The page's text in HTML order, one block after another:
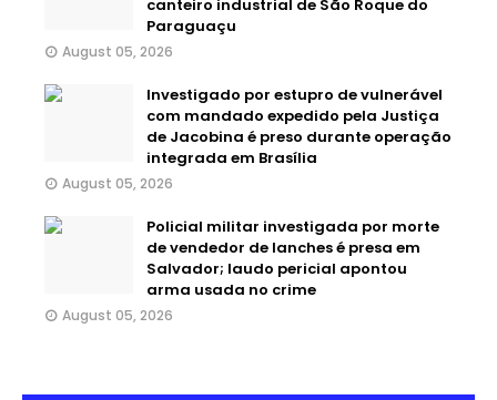
canteiro industrial de São Roque do
Paraguaçu
August 05, 2026
Investigado por estupro de vulnerável
com mandado expedido pela Justiça
de Jacobina é preso durante operação
integrada em Brasília
August 05, 2026
Policial militar investigada por morte
de vendedor de lanches é presa em
Salvador; laudo pericial apontou
arma usada no crime
August 05, 2026